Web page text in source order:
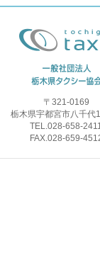
〒321-0169
栃木県宇都宮市八千代
TEL.028-658-2411
FAX.028-659-